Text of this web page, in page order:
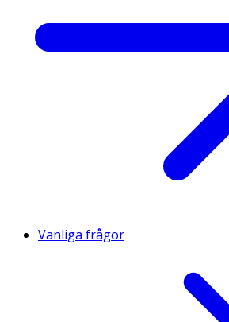
Vanliga frågor